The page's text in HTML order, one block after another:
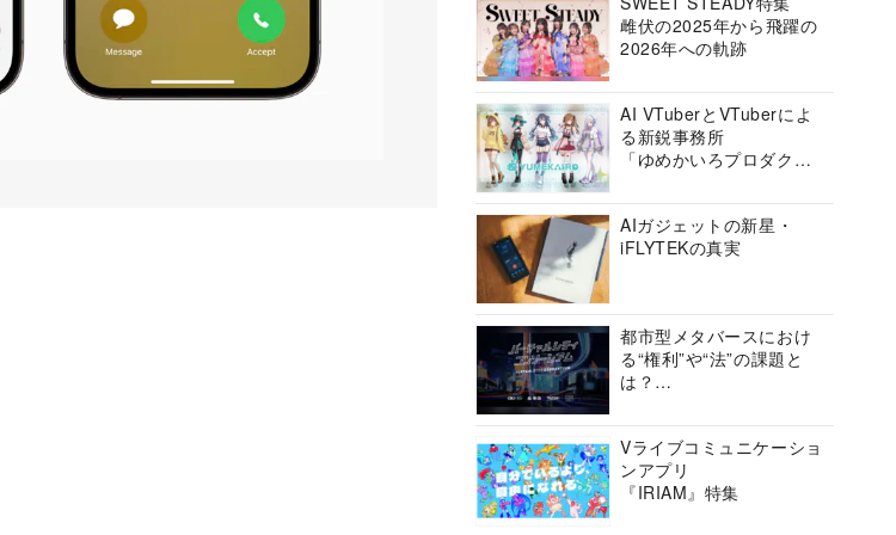
雌伏の2025年から飛躍の
2026年への軌跡
AI VTuberとVTuberによ
る新鋭事務所
「ゆめかいろプロダクシ
AIガジェットの新星・
iFLYTEKの真実
都市型メタバースにおけ
る“権利”や“法”の課題と
は？
ーシアムの挑戦に迫る
Vライブコミュニケーショ
ンアプリ
『IRIAM』特集